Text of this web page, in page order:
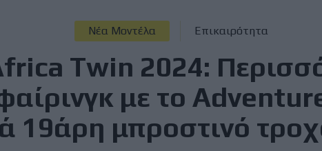
Νέα Μοντέλα Επικαιρότητα
Twin 2024:
με το
19άρη μπροστινό